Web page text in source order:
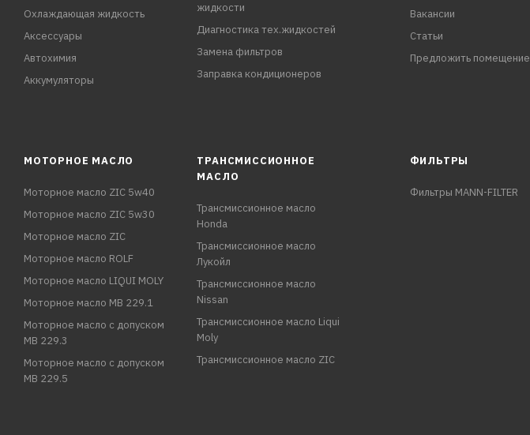
Охлаждающая жидкость
Аксессуары
Автохимия
Аккумуляторы
жидкости
Диагностика тех.жидкостей
Замена фильтров
Заправка кондиционеров
Вакансии
Статьи
Предложить помещение
МОТОРНОЕ МАСЛО
Моторное масло ZIC 5w40
Моторное масло ZIC 5w30
Моторное масло ZIC
Моторное масло ROLF
Моторное масло LIQUI MOLY
Моторное масло MB 229.1
Моторное масло с допуском
MB 229.3
Моторное масло с допуском
MB 229.5
ТРАНСМИССИОННОЕ
МАСЛО
Трансмиссионное масло
Honda
Трансмиссионное масло
Лукойл
Трансмиссионное масло
Nissan
Трансмиссионное масло Liqui
Moly
Трансмиссионное масло ZIC
ФИЛЬТРЫ
Фильтры MANN-FILTER